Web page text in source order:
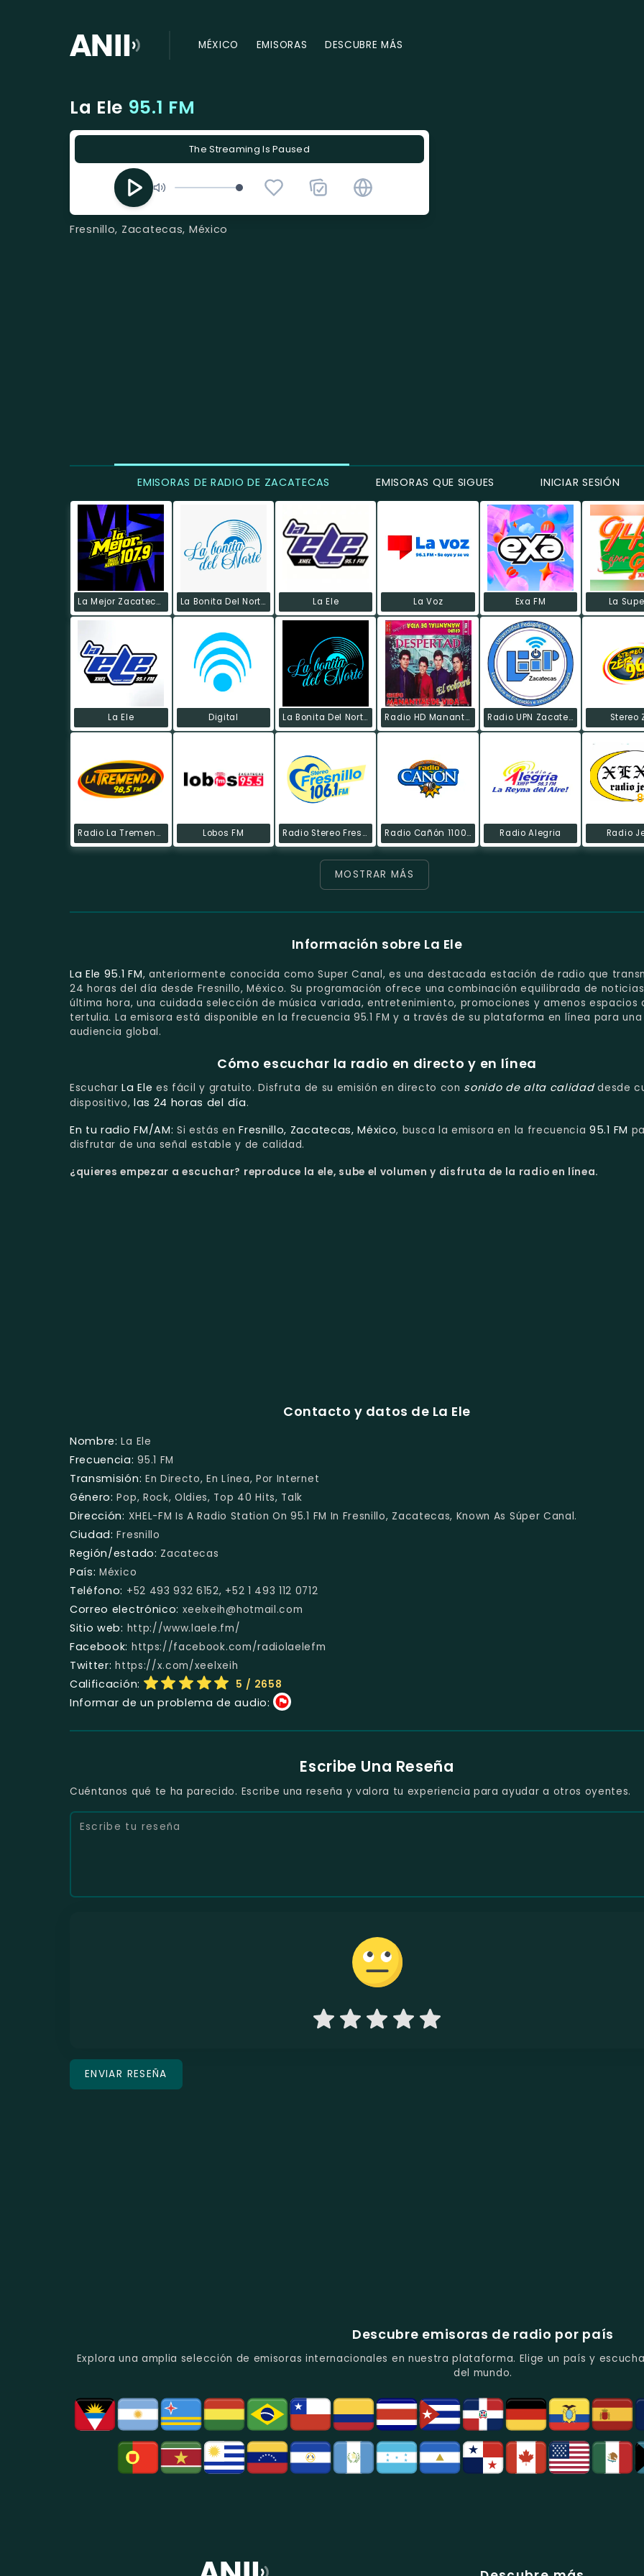
MÉXICO EMISORAS DESCUBRE MÁS
La Ele 95.1 FM
The Streaming Is Paused
Fresnillo, Zacatecas, México
EMISORAS DE RADIO DE ZACATECAS EMISORAS QUE SIGUES INICIAR SESIÓN
La Mejor Zacatecas La Bonita Del Norte De Sombrerete La Ele La Voz Exa FM La
La Ele Digital La Bonita Del Norte De Juan Aldama Radio HD Manantial De Vida Radio UPN Zacatecas Stereo
Radio La Tremenda Lobos FM Radio Stereo Fresnillo Radio Cañón 1100 AM Radio Alegria Radio
MOSTRAR MÁS
Información sobre La Ele
La Ele 95.1 FM, anteriormente conocida como Super Canal, es una destacada estación de radio que
24 horas del día desde Fresnillo, México. Su programación ofrece una combinación equilibrada de
última hora, una cuidada selección de música variada, entretenimiento, promociones y amenos espacios
tertulia. La emisora está disponible en la frecuencia 95.1 FM y a través de su plataforma en línea para una
audiencia global.
Cómo escuchar la radio en directo y en línea
EscucharLa Ele es fácil y gratuito. Disfruta de su emisión en directo con sonido de alta calidaddesde
dispositivo, las 24 horas del día.
En tu radio FM/AM: Si estás enFresnillo, Zacatecas, México, busca la emisora en la frecuencia95.1 FM
disfrutar de una señal estable y de calidad.
¿quieres empezar a escuchar? reproduce la ele, sube el volumen y disfruta de la radio en línea.
Contacto y datos de La Ele
Nombre: La Ele
Frecuencia: 95.1 FM
Transmisión: En Directo, En Línea, Por Internet
Género: Pop, Rock, Oldies, Top 40 Hits, Talk
Dirección: XHEL-FM Is A Radio Station On 95.1 FM In Fresnillo, Zacatecas, Known As Súper Canal.
Ciudad: Fresnillo
Región/estado: Zacatecas
País: México
Teléfono: +52 493 932 6152, +52 1 493 112 0712
Correo electrónico: xeelxeih@hotmail.com
Sitio web: http://www.laele.fm/
Facebook: https://facebook.com/radiolaelefm
Twitter: https://x.com/xeelxeih
Calificación: 5 / 2658
Informar de un problema de audio:
Escribe Una Reseña
Cuéntanos qué te ha parecido. Escribe una reseña y valora tu experiencia para ayudar a otros oyentes.
Descubre emisoras de radio por país
Explora una amplia selección de emisoras internacionales en nuestra plataforma. Elige un país y
del mundo.